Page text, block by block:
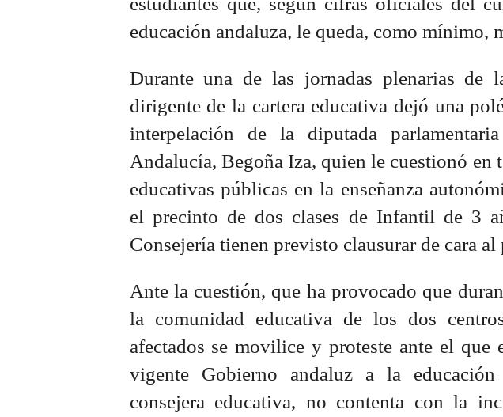
educación andaluza, le queda, como mínimo,
Durante una de las jornadas plenarias de
dirigente de la cartera educativa dejó una
interpelación de la diputada
Andalucía, Begoña Iza, quien le cuestionó en
educativas públicas en la enseñanza
el precinto de dos clases de Infantil de 3
Consejería tienen previsto clausurar de cara
Ante la cuestión, que ha provocado que
la comunidad educativa de los dos
afectados se movilice y proteste ante el que
vigente Gobierno andaluz a la
consejera educativa, no contenta con la